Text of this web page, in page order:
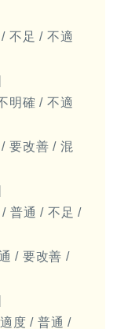
不足 / 不適
明確 / 不適
要改善 / 混
普通 / 不足 /
/ 要改善 /
度 / 普通 /